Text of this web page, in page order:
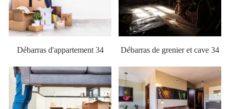
Débarras d'appartement 34 Débarras de grenier et cave 34